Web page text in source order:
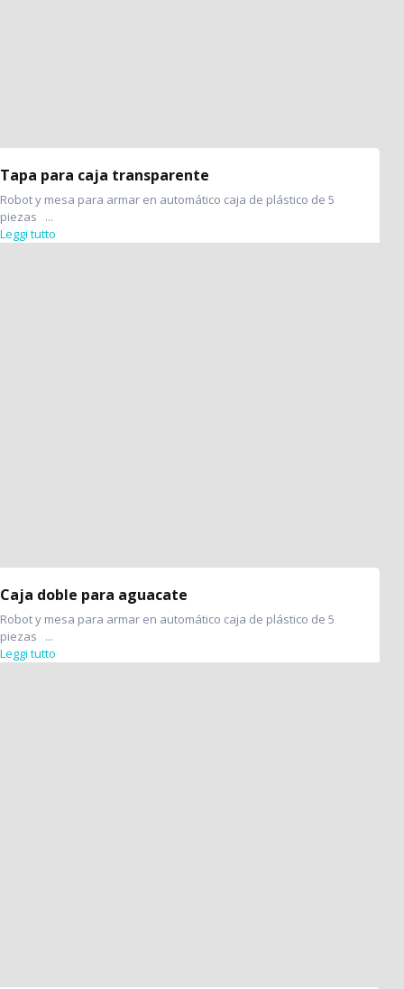
Tapa para caja transparente
Robot y mesa para armar en automático caja de plástico de 5
piezas ...
Leggi tutto
Caja doble para aguacate
Robot y mesa para armar en automático caja de plástico de 5
piezas ...
Leggi tutto